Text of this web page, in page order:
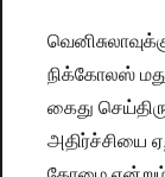
நிக்கோலஸ்
கைது
அதிர்ச்சியை